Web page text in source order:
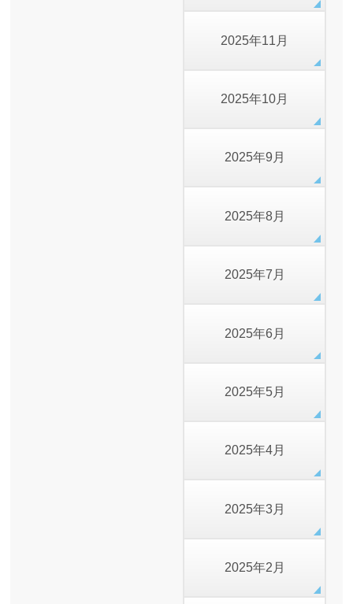
2025年11月
2025年10月
2025年9月
2025年8月
2025年7月
2025年6月
2025年5月
2025年4月
2025年3月
2025年2月